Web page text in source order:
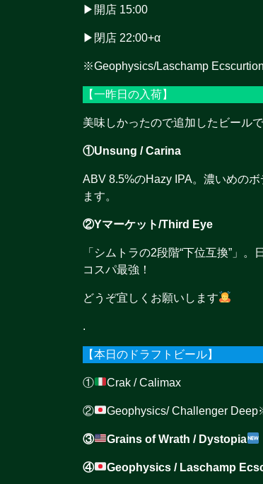
▶︎開店 15:00
▶︎閉店 22:00+α
※Geophysics/Laschamp
【一昨日の入荷】
美味しかったので追加したビールで
①Unsung / Carina
ABV 8.5%のHazy IPA。濃いめの
ます。
②Yマーケット/Third Eye
「シムトラの2段階“下位互換”」
コスパ最強！
どうぞ宜しくお願いします
.
【本日のドラフトビール】
① Crak / Calimax
② Geophysics/ Challenger
③ Grains of Wrath / Dystopia
④ Geophysics / Laschamp